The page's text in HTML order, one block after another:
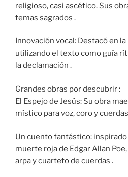
religioso, casi ascético. Sus
temas sagrados .
Innovación vocal: Destacó en
utilizando el texto como guía
la declamación .
Grandes obras por descubrir :
El Espejo de Jesús: Su obra
místico para voz, coro y
Un cuento fantástico: inspirado
muerte roja de Edgar Allan
arpa y cuarteto de cuerdas .